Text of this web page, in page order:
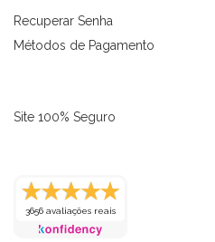
Macaquinhos
Recuperar Senha
Métodos de Pagamento
Site 100% Seguro
3656 avaliações reais